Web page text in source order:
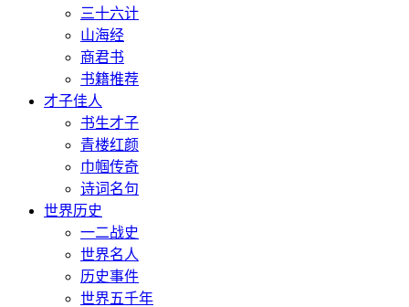
三十六计
山海经
商君书
书籍推荐
才子佳人
书生才子
青楼红颜
巾帼传奇
诗词名句
世界历史
一二战史
世界名人
历史事件
世界五千年